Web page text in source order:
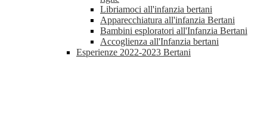
Libriamoci all'infanzia bertani
Apparecchiatura all'infanzia Bertani
Bambini esploratori all'Infanzia Bertani
Accoglienza all'Infanzia bertani
Esperienze 2022-2023 Bertani